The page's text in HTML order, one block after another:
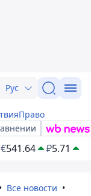
Рус
Право
€541.64 ₽5.71
Все новости